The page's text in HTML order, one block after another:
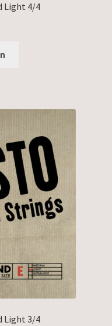
Light 4/4
Light 3/4